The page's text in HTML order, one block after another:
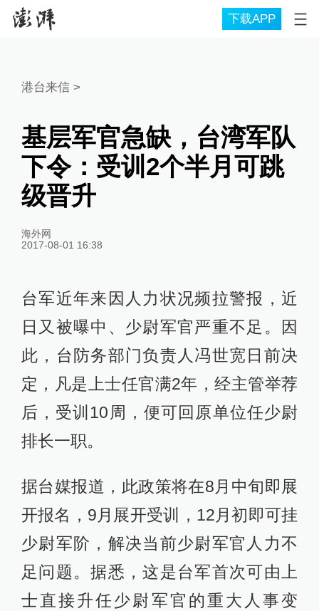
下载APP
港台来信>
基层军官急缺，台湾军队
下令：受训2个半月可跳
级晋升
海外网
2017-08-01 16:38
台军近年来因人力状况频拉警报，近
日又被曝中、少尉军官严重不足。因
此，台防务部门负责人冯世宽日前决
定，凡是上士任官满2年，经主管举荐
后，受训10周，便可回原单位任少尉
排长一职。
据台媒报道，此政策将在8月中旬即展
开报名，9月展开受训，12月初即可挂
少尉军阶，解决当前少尉军官人力不
足问题。据悉，这是台军首次可由上
士直接升任少尉军官的重大人事变